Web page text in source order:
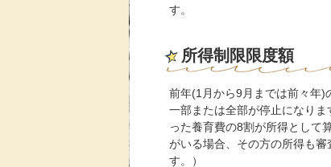
す。
所得制限限度額
前年(1月から9月までは前々年)
一部または全部が停止になり
った養育費の8割が所得として
がいる場合、その方の所得も
す。）